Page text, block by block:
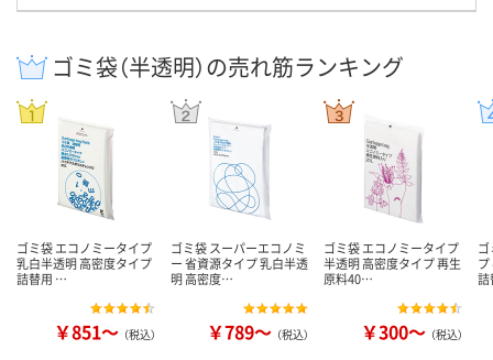
ゴミ袋（半透明）の売れ筋ランキング
ゴミ袋 エコノミータイプ
乳白半透明 高密度タイプ
詰替用 …
￥851～ （税込）
ゴミ袋 スーパーエコノミ
ー 省資源タイプ 乳白半透
明 高密度…
￥789～ （税込）
ゴミ袋 エコノミータイプ
半透明 高密度タイプ 再生
原料40…
￥300～ （税込）